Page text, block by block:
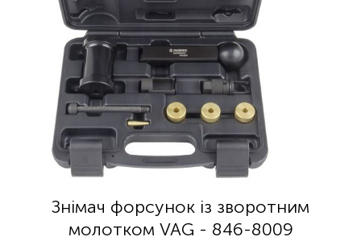
Знімач форсунок із зворотним
молотком VAG - 846-8009